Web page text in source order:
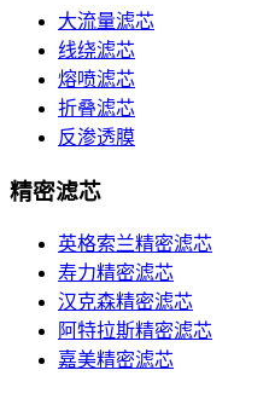
大流量滤芯
线绕滤芯
熔喷滤芯
折叠滤芯
反渗透膜
精密滤芯
英格索兰精密滤芯
寿力精密滤芯
汉克森精密滤芯
阿特拉斯精密滤芯
嘉美精密滤芯